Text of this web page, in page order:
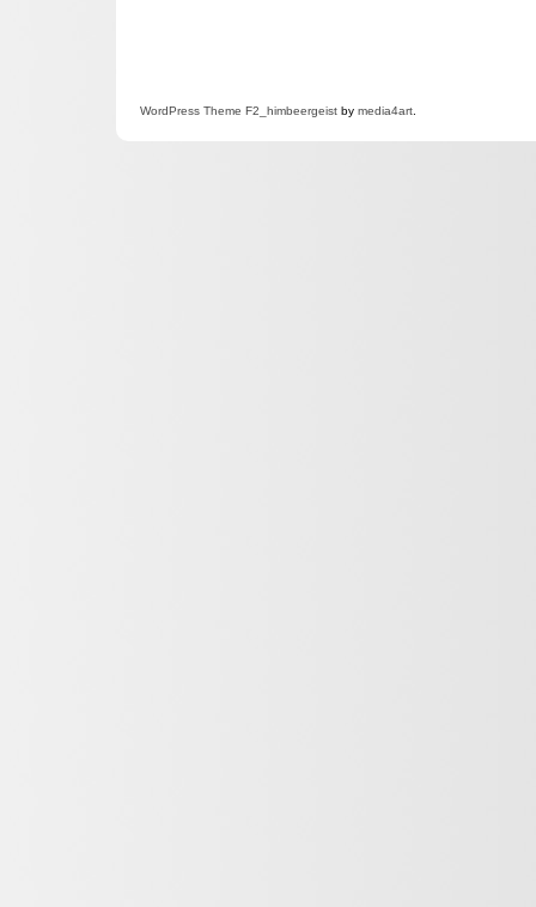
WordPress Theme F2 _himbeergeist by media4art